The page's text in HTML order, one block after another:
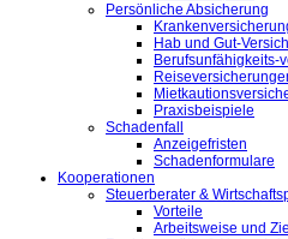
Persönliche Absicherung
Hab und Gut-
Berufsunfähigkeits-
Praxisbeispiele
Schadenfall
Anzeigefristen
Schadenformulare
Kooperationen
Steuerberater &
Vorteile
Arbeitsweise und